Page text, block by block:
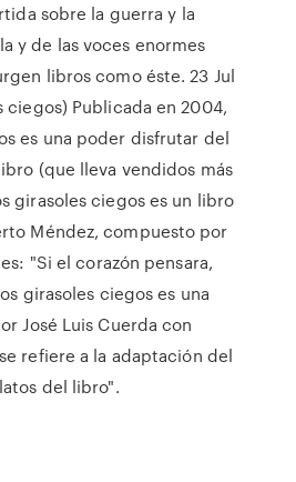
sobre la guerra y la
y de las voces enormes
libros como éste. 23 Jul
ciegos) Publicada en 2004,
es una poder disfrutar del
(que lleva vendidos más
girasoles ciegos es un libro
Méndez, compuesto por
"Si el corazón pensara,
girasoles ciegos es una
José Luis Cuerda con
refiere a la adaptación del
del libro".